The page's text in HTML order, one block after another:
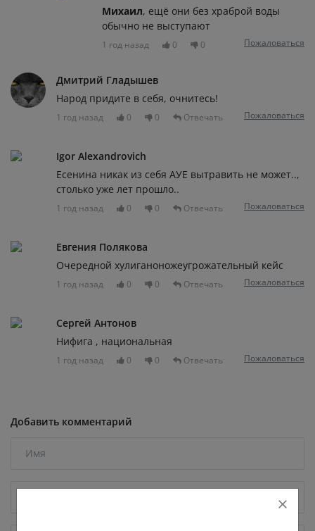
Михаил, ещё они без храброй воды
обычно не выступают
1 год назад 0 0 Пожаловаться
Дмитрий Гладышев
Народ придите в себя, очнитесь!
1 год назад 0 0 Отвечать Пожаловаться
Igor Alexandrovich
Есенина никак из себя АУЕ вытравить не может..,
столько уже лет прошло..
1 год назад 0 0 Отвечать Пожаловаться
Евгения Полякова
Очередной хулиганоножеугрожательный кейс
1 год назад 0 0 Отвечать Пожаловаться
Сергей Антонов
Нифига , национальная
1 год назад 0 0 Отвечать Пожаловаться
Добавить комментарий